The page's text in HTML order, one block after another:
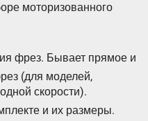
моторизованного
фрез. Бывает прямое и
(для моделей,
скорости).
и их размеры.